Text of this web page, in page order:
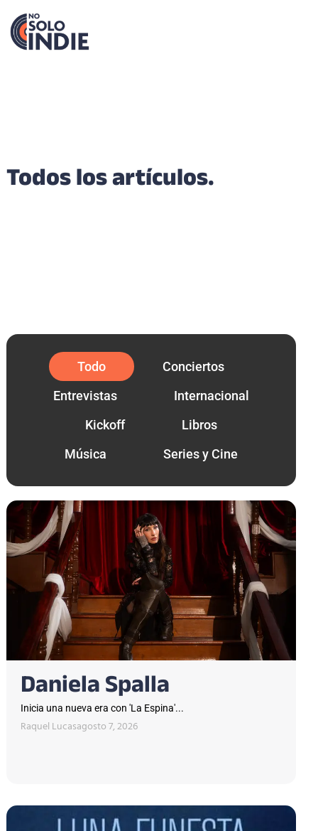
Todos los artículos.
Conciertos
Entrevistas
Internacional
Kickoff
Libros
Música
Series y Cine
Todo
Daniela Spalla
Inicia una nueva era con 'La Espina'...
Raquel Lucasagosto 7, 2026